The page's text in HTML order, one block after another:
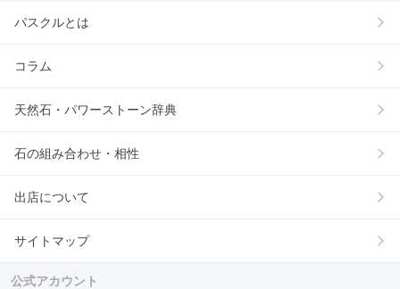
パスクルとは
コラム
天然石・パワーストーン辞典
石の組み合わせ・相性
出店について
サイトマップ
公式アカウント